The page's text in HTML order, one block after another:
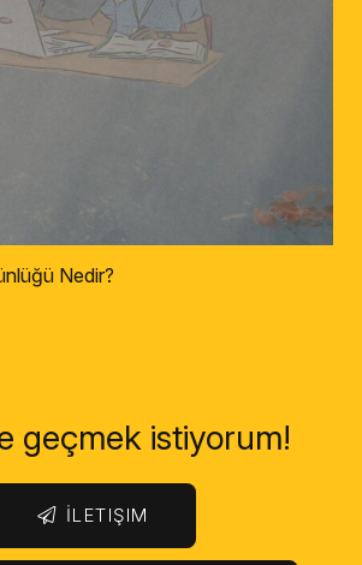
Nedir?
geçmek istiyorum!
İLETIŞIM